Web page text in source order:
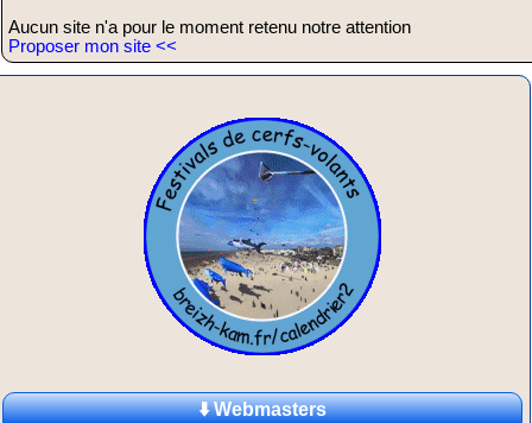
Aucun site n'a pour le moment retenu notre attention
Proposer mon site <<
⬇️ Webmasters